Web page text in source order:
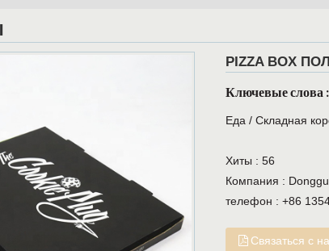
PIZZA BOX
Ключевые слова :
Еда /Складная
Хиты :56
Компания :
телефон :+86
Связаться с